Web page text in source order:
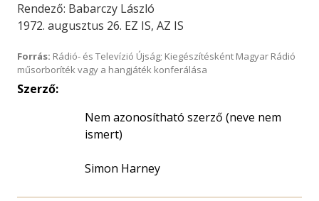
Rendező: Babarczy László
1972. augusztus 26. EZ IS, AZ IS
Forrás: Rádió- és Televízió Újság; Kiegészítésként Magyar Rádió
műsorboríték vagy a hangjáték konferálása
Szerző:
Nem azonosítható szerző (neve nem
ismert)
Simon Harney